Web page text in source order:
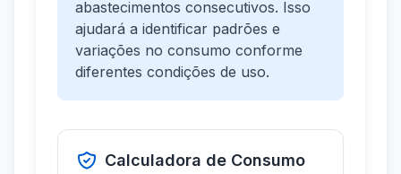
abastecimentos consecutivos. Isso
ajudará a identificar padrões e
variações no consumo conforme
diferentes condições de uso.
Calculadora de Consumo